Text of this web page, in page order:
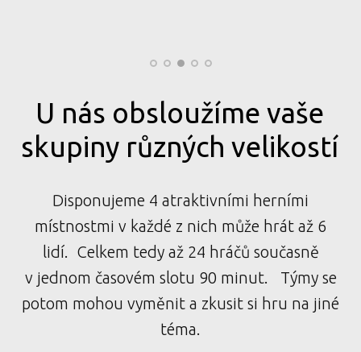
U nás obsloužíme vaše
skupiny různých velikostí
Disponujeme 4 atraktivními herními
místnostmi v každé z nich může hrát až 6
lidí. Celkem tedy až 24 hráčů současně
v jednom časovém slotu 90 minut. Týmy se
potom mohou vyměnit a zkusit si hru na jiné
téma.